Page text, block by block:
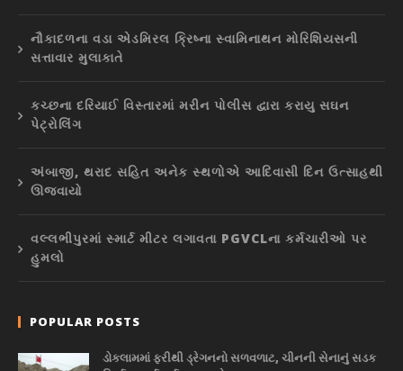
નૌકાદળના વડા એડમિરલ ક્રિષ્ના સ્વામિનાથન મોરિશિયસની
સત્તાવાર મુલાકાતે
કચ્છના દરિયાઈ વિસ્તારમાં મરીન પોલીસ દ્વારા કરાયુ સઘન
પેટ્રોલિંગ
અંબાજી, થરાદ સહિત અનેક સ્થળોએ આદિવાસી દિન ઉત્સાહથી
ઊજવાયો
વલ્લભીપુરમાં સ્માર્ટ મીટર લગાવતા PGVCLના કર્મચારીઓ પર
હુમલો
POPULAR POSTS
ડોકલામમાં ફરીથી ડ્રેગનનો સળવળાટ, ચીનની સેનાનું સડક